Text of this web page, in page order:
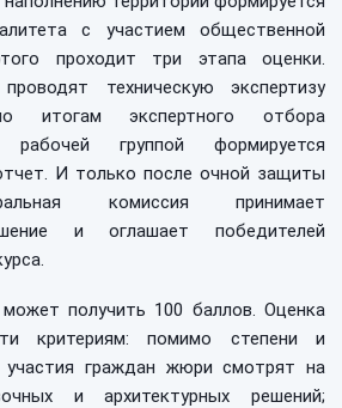
с участием общественной
проходит три этапа оценки.
техническую экспертизу
итогам экспертного отбора
рабочей группой формируется
И только после очной защиты
комиссия принимает
и оглашает победителей
получить 100 баллов. Оценка
критериям: помимо степени и
участия граждан жюри смотрят на
и архитектурных решений;